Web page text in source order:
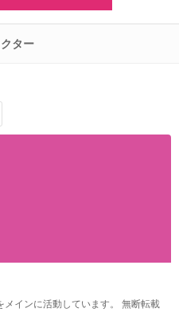
ター
に活動しています。 無断転載